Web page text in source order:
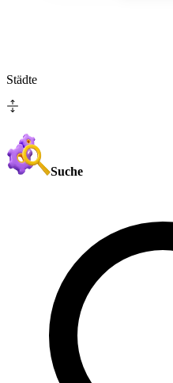
Städte
Suche